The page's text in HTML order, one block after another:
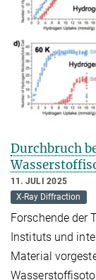
Durchbruch
11. JULI 2025
X-Ray Diffraction
Forschende der
Instituts und
Material